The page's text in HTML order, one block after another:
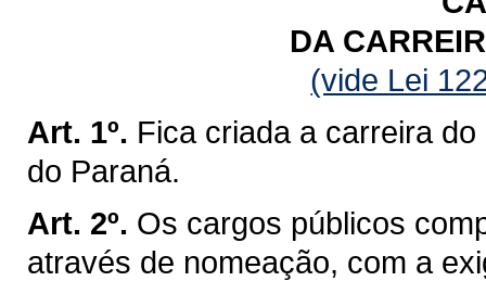
DA
(vide Lei
Art. 1º. Fica criada a carreira
do Paraná.
Art. 2º. Os cargos públicos
através de nomeação, com a